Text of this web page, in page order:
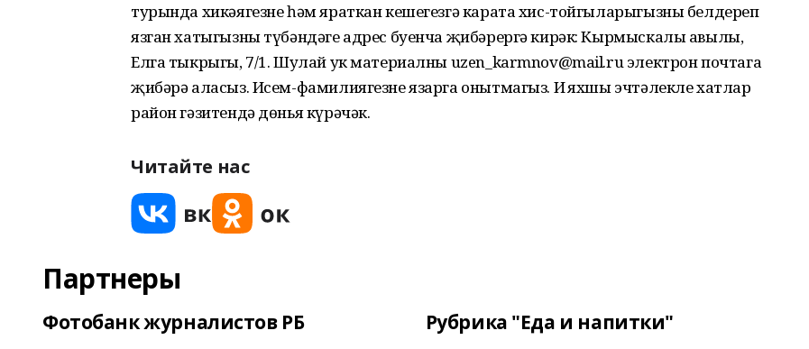
турында хикәягезне һәм яраткан кешегезгә карата хис-тойгыларыгызны белдереп
язган хатыгызны түбәндәге адрес буенча җибәрергә кирәк: Кырмыскалы авылы,
Елга тыкрыгы, 7/1. Шулай ук материалны uzen_karmnov@mail.ru электрон почтага
җибәрә аласыз. Исем-фамилиягезне язарга онытмагыз. Иң яхшы эчтәлекле хатлар
район гәзитендә дөнья күрәчәк.
Читайте нас
Партнеры
Фотобанк журналистов РБ Рубрика "Еда и напитки"